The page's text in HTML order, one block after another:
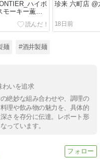
ハイボ
モーキー薫
珍来 六町店 @
18日前
麺 #酒井製麺
わいを追求
絶妙な組み合わせや、調理の
理や飲み物の魅力を、具体的
さを存分に伝達。レポート形
っています。